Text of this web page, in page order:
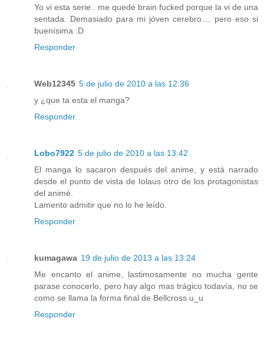
Yo vi esta serie.. me quedé brain fucked porque la vi de una
sentada. Demasiado para mi jóven cerebro.... pero eso si
buenísima :D
Responder
Web12345 5 de julio de 2010 a las 12:36
y ¿que ta esta el manga?
Responder
Lobo7922 5 de julio de 2010 a las 13:42
El manga lo sacaron después del anime, y está narrado
desde el punto de vista de Iolaus otro de los protagonistas
del animé.
Lamento admitir que no lo he leído.
Responder
kumagawa 19 de julio de 2013 a las 13:24
Me encanto el anime, lastimosamente no mucha gente
parase conocerlo, pero hay algo mas trágico todavía, no se
como se llama la forma final de Bellcross u_u
Responder